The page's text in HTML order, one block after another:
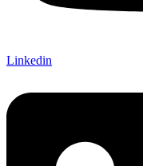
Linkedin